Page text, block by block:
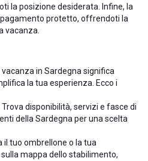
la posizione desiderata. Infine, la
protetto, offrendoti la
vacanza.
in Sardegna significa
la tua esperienza. Ecco i
disponibilità, servizi e fasce di
della Sardegna per una scelta
il tuo ombrellone o la tua
mappa dello stabilimento,